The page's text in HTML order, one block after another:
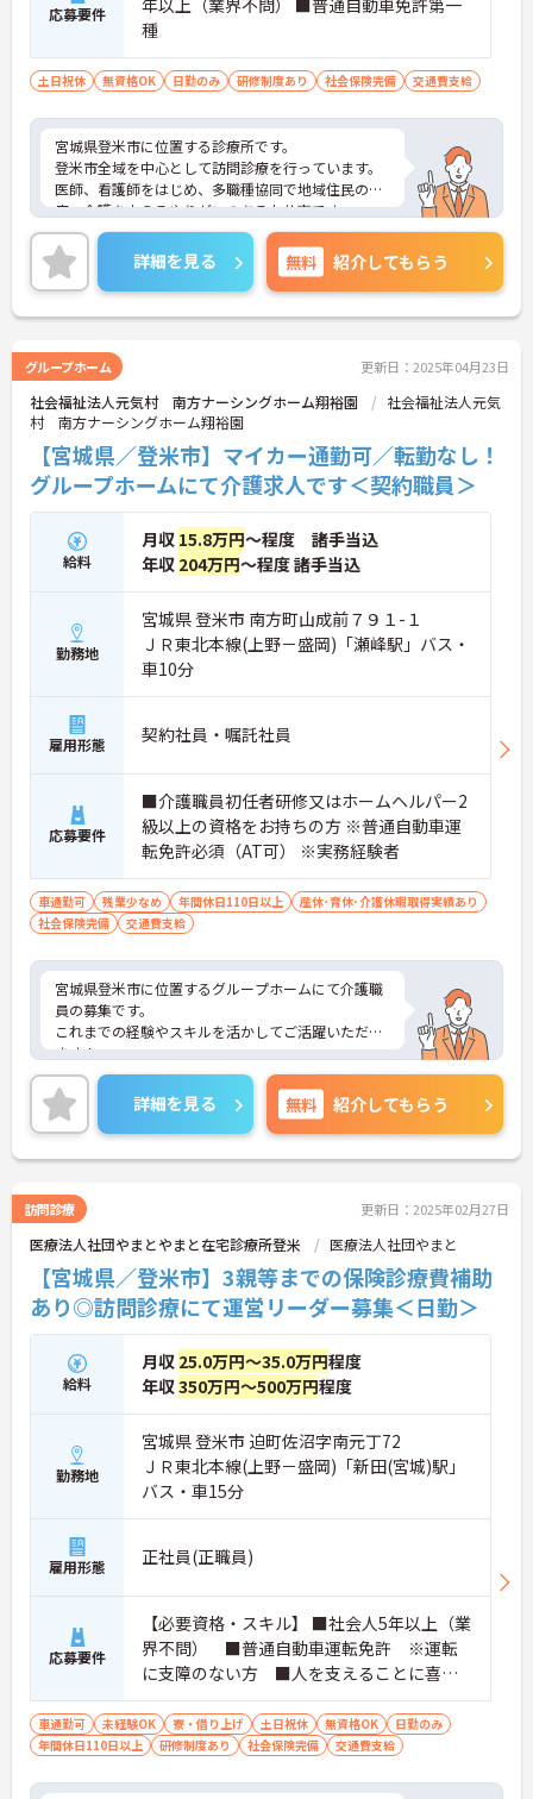
応募要件
年以上（業界不問） ■普通自動車免許第一
種
土日祝休 無資格OK 日勤のみ 研修制度あり 社会保険完備 交通費支給
宮城県登米市に位置する診療所です。
登米市全域を中心として訪問診療を行っています。
医師、看護師をはじめ、多職種協同で地域住民の医
療・介護を支えるやりがいのあるお仕事です。
介護系の資格がない方もチャレンジいただけます。
ご興味ある方には、面接対策ポイントなど、さらに
詳細をお話しいたしますのでお気軽にご相談くださ
い！
詳細を見る 無料 紹介してもらう
グループホーム 更新日：2025年04月23日
社会福祉法人元気村 南方ナーシングホーム翔裕園
社会福祉法人元気
村 南方ナーシングホーム翔裕園
【宮城県／登米市】マイカー通勤可／転勤なし！
グループホームにて介護求人です＜契約職員＞
給料
月収 15.8万円～程度 諸手当込
年収 204万円～程度 諸手当込
勤務地
宮城県 登米市 南方町山成前７９１-１
ＪＲ東北本線(上野－盛岡)「瀬峰駅」バス・
車10分
雇用形態 契約社員・嘱託社員
応募要件
■介護職員初任者研修又はホームヘルパー2
級以上の資格をお持ちの方 ※普通自動車運
転免許必須（AT可） ※実務経験者
車通勤可 残業少なめ 年間休日110日以上
産休･育休･介護休暇取得実績あり
社会保険完備
交通費支給
宮城県登米市に位置するグループホームにて介護職
員の募集です。
これまでの経験やスキルを活かしてご活躍いただけ
ます！
ご興味のある方には、面接対策ポイントなど、さら
に詳細をお話しいたしますので、お気軽にご相談く
ださい。
詳細を見る 無料 紹介してもらう
訪問診療 更新日：2025年02月27日
医療法人社団やまとやまと在宅診療所登米 医療法人社団やまと
【宮城県／登米市】3親等までの保険診療費補助
あり◎訪問診療にて運営リーダー募集＜日勤＞
給料
月収 25.0万円～35.0万円程度
年収350万円～500万円程度
勤務地
宮城県 登米市 迫町佐沼字南元丁72
ＪＲ東北本線(上野－盛岡)「新田(宮城)駅」
バス・車15分
雇用形態 正社員(正職員)
応募要件
【必要資格・スキル】 ■社会人5年以上（業
界不問） ■普通自動車運転免許 ※運転
に支障のない方 ■人を支えることに喜び
を感じられる方 ■チームやプロジェクト
などでメンバーをまとめる役割を経験した
ことがある方 ■介護資格の無い方 可
車通勤可 未経験OK 寮・借り上げ 土日祝休 無資格OK
日勤のみ
年間休日110日以上
研修制度あり 社会保険完備 交通費支給